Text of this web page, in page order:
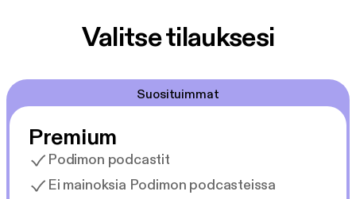
Valitse tilauksesi
Suosituimmat
Premium
Podimon podcastit
Ei mainoksia Podimon podcasteissa